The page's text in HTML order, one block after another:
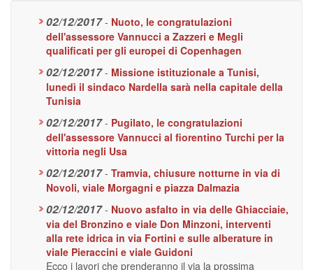
02/12/2017 - Nuoto, le congratulazioni
dell'assessore Vannucci a Zazzeri e Megli
qualificati per gli europei di Copenhagen
02/12/2017 - Missione istituzionale a Tunisi,
lunedì il sindaco Nardella sarà nella capitale della
Tunisia
02/12/2017 - Pugilato, le congratulazioni
dell'assessore Vannucci al fiorentino Turchi per la
vittoria negli Usa
02/12/2017 - Tramvia, chiusure notturne in via di
Novoli, viale Morgagni e piazza Dalmazia
02/12/2017 - Nuovo asfalto in via delle Ghiacciaie,
via del Bronzino e viale Don Minzoni, interventi
alla rete idrica in via Fortini e sulle alberature in
viale Pieraccini e viale Guidoni
Ecco i lavori che prenderanno il via la prossima